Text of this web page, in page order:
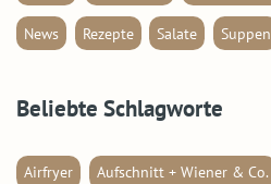
News Rezepte Salate Suppen
Beliebte Schlagworte
Airfryer Aufschnitt + Wiener & Co.